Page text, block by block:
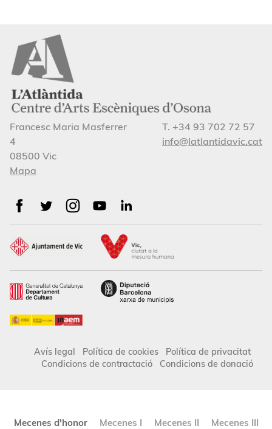
Francesc Maria Masferrer
4
08500 Vic
Mapa
T. +34 93 702 72 57
info@latlantidavic.cat
Avís legal Política de cookies
Política de privacitat
Condicions de contractació
Condicions de donació
Mecenes d'honor Mecenes I Mecenes II Mecenes III